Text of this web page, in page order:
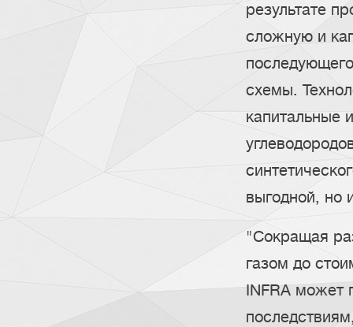
результате
сложную и
схемы.
капитальные
выгодной, но
"Сокращая
газом до
INFRA может